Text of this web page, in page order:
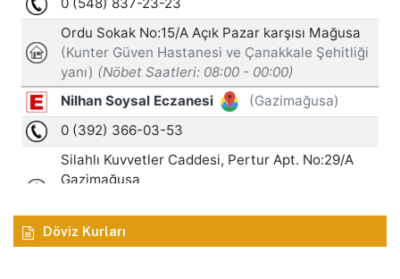
Döviz Kurları